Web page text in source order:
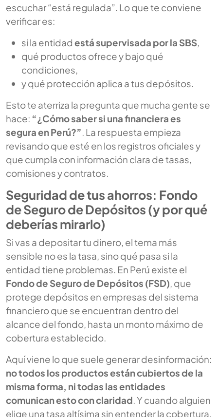
escuchar “está regulada”. Lo que te conviene
verificar es:
si la entidad está supervisada por la SBS
qué productos ofrece y bajo qué
condiciones,
y qué protección aplica a tus depósitos.
Esto te aterriza la pregunta que mucha gente se
hace: “¿Cómo saber si una financiera es
segura en Perú?” . La respuesta empieza
revisando que esté en los registros oficiales y
que cumpla con información clara de tasas,
comisiones y contratos.
Seguridad de tus ahorros: Fondo
de Seguro de Depósitos (y por qué
deberías mirarlo)
Si vas a depositar tu dinero, el tema más
sensible no es la tasa, sino qué pasa si la
entidad tiene problemas. En Perú existe el
Fondo de Seguro de Depósitos (FSD) , que
protege depósitos en empresas del sistema
financiero que se encuentran dentro del
alcance del fondo, hasta un monto máximo de
cobertura establecido.
Aquí viene lo que suele generar desinformación:
no todos los productos están cubiertos de la
misma forma, ni todas las entidades
comunican esto con claridad . Y cuando alguien
elige una tasa altísima sin entender la cobertura,